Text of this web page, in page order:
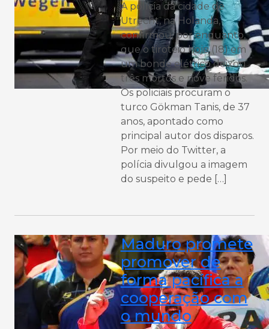
A polícia da cidade de
Utrecht, na Holanda,
confirmou, por enquanto,
que o tiroteio hoje (18) em
um bonde elétrico deixou
três mortos e nove feridos.
Os policiais procuram o
turco Gökman Tanis, de 37
anos, apontado como
principal autor dos disparos.
Por meio do Twitter, a
polícia divulgou a imagem
do suspeito e pede […]
Maduro promete
promover de
forma pacífica a
cooperação com
o mundo